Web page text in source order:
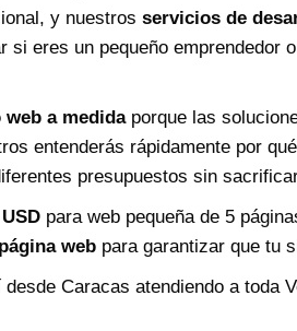
y nuestros servicios de
si eres un pequeño emprendedor
a medidaporque las
entenderás rápidamente por
presupuestos sin
para web pequeña de 5
web para garantizar que tu
desde Caracas atendiendo a toda